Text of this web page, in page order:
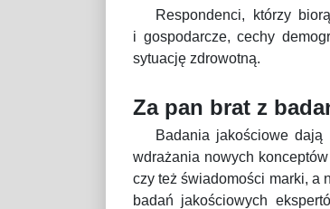
Respondenci, którzy
i gospodarcze, cechy
sytuację zdrowotną.
Za pan brat z
Badania jakościowe
wdrażania nowych
czy też świadomości marki, a
badań jakościowych